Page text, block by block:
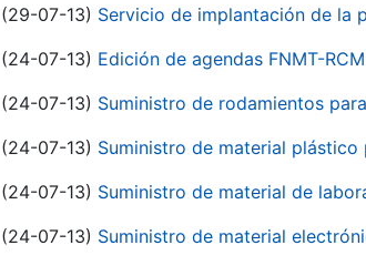
(29-07-13) Servicio de implantación de la
(24-07-13) Edición de agendas FNMT-
(24-07-13) Suministro de rodamientos
(24-07-13) Suministro de material plástico
(24-07-13) Suministro de material de
(24-07-13) Suministro de material